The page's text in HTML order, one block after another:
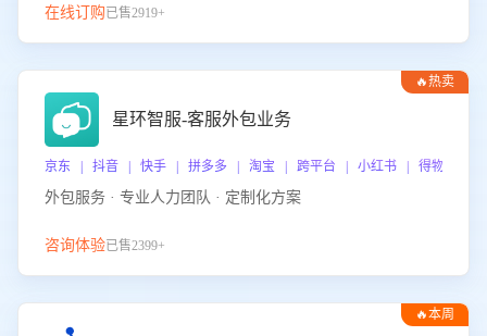
在线订购已售2919+
🔥热卖
星环智服-客服外包业务
京东 | 抖音 | 快手 | 拼多多 | 淘宝 | 跨平台 | 小红书 | 得物 | 企
外包服务 · 专业人力团队 · 定制化方案
咨询体验已售2399+
🔥本周